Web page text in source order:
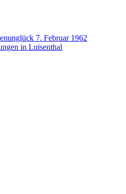
7. Februar 1962
in Luisenthal